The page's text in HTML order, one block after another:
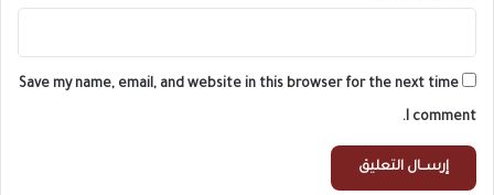
Save my name, email, and website in this browser for the next time
I comment.